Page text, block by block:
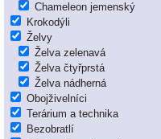
Chameleon jemenský
Krokodýli
Želvy
Želva zelenavá
Želva čtyřprstá
Želva nádherná
Obojživelníci
Terárium a technika
Bezobratlí